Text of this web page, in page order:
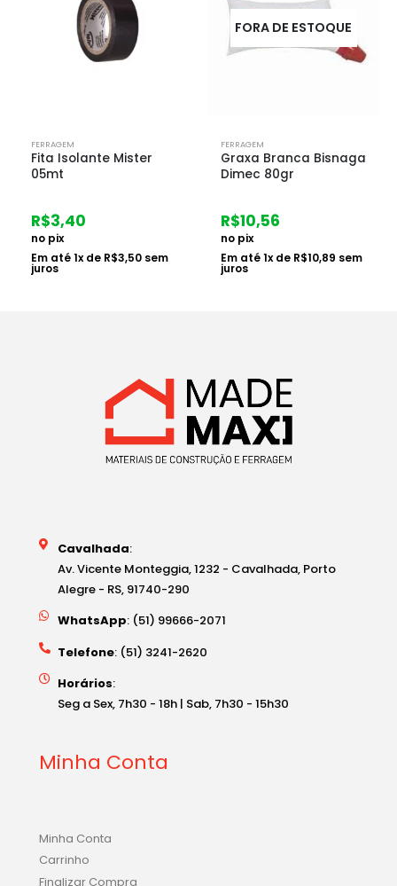
FORA DE ESTOQUE
FERRAGEM
Graxa Branca Bisnaga
Dimec 80gr
R$10,56
no pix
Em até1x deR$10,89sem
juros
FORA DE ESTOQUE
FERRAGEM
Cadeado de Segredo
Cs23 Verde
R$19,10
no pix
Em até1x deR$19,69 sem
juros
Cavalhada:
Av. Vicente Monteggia, 1232 - Cavalhada, Porto
Alegre - RS, 91740-290
WhatsApp: (51) 99666-2071
Telefone: (51) 3241-2620
Horários:
Seg a Sex, 7h30 - 18h | Sab, 7h30 - 15h30
Minha Conta
Minha Conta
Carrinho
Finalizar Compra